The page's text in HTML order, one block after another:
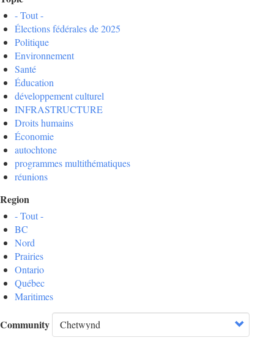
- Tout -
Élections fédérales de 2025
Politique
Environnement
Santé
Éducation
développement culturel
INFRASTRUCTURE
Droits humains
Économie
autochtone
programmes multithématiques
réunions
Region
- Tout -
BC
Nord
Prairies
Ontario
Québec
Maritimes
Community